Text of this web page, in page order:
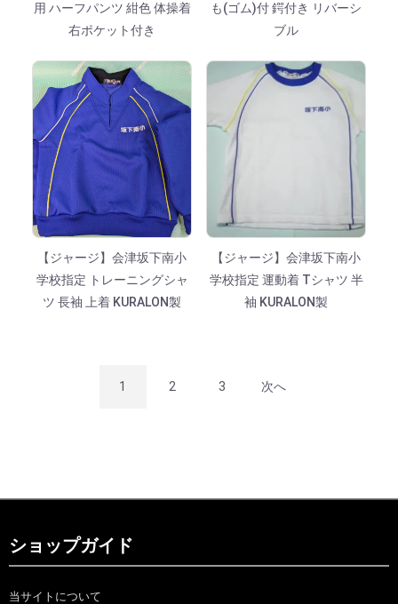
用 ハーフパンツ 紺色 体操着
右ポケット付き
も(ゴム)付 鍔付き リバーシ
ブル
【ジャージ】会津坂下南小
学校指定 トレーニングシャ
ツ 長袖 上着 KURALON製
【ジャージ】会津坂下南小
学校指定 運動着 Tシャツ 半
袖 KURALON製
1 2 3 次へ
ショップガイド
当サイトについて